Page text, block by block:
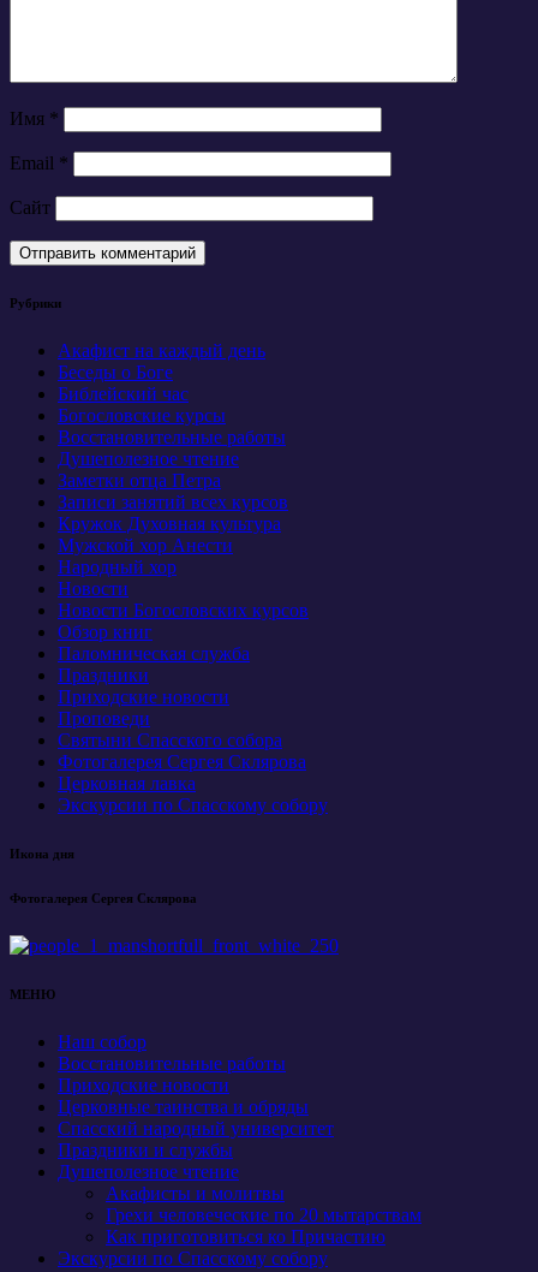
Имя *
Email *
Сайт
Рубрики
Акафист на каждый день
Беседы о Боге
Библейский час
Богословские курсы
Восстановительные работы
Душеполезное чтение
Заметки отца Петра
Записи занятий всех курсов
Кружок Духовная культура
Мужской хор Анести
Народный хор
Новости
Новости Богословских курсов
Обзор книг
Паломническая служба
Праздники
Приходские новости
Проповеди
Святыни Спасского собора
Фотогалерея Сергея Склярова
Церковная лавка
Экскурсии по Спасскому собору
Икона дня
Фотогалерея Сергея Склярова
МЕНЮ
Наш собор
Восстановительные работы
Приходские новости
Церковные таинства и обряды
Спасский народный университет
Праздники и службы
Душеполезное чтение
Акафисты и молитвы
Грехи человеческие по 20 мытарствам
Как приготовиться ко Причастию
Экскурсии по Спасскому собору